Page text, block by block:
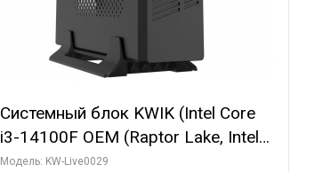
Системный блок KWIK (Intel Core
i3-14100F OEM (Raptor Lake, Intel
7, C4 0EC/4PC/T/ 64 ГБ ОЗУ (2
Модель: KW-Live0029